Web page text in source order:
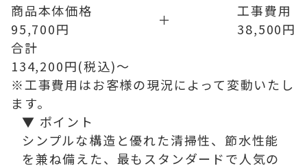
商品本体価格
95,700円
＋
工事費用
38,500円
合計
134,200円(税込)〜
※工事費用はお客様の現況によって変動いたし
ます。
▼ ポイント
シンプルな構造と優れた清掃性、節水性能
を兼ね備えた、最もスタンダードで人気の